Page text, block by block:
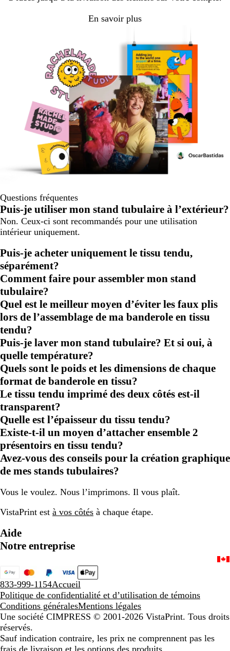
En savoir plus
Questions fréquentes
Puis-je utiliser mon stand tubulaire à l’extérieur?
Non. Ceux-ci sont recommandés pour une utilisation
intérieur uniquement.
Puis-je acheter uniquement le tissu tendu,
séparément?
Comment faire pour assembler mon stand
tubulaire?
Quel est le meilleur moyen d’éviter les faux plis
lors de l’assemblage de ma banderole en tissu
tendu?
Puis-je laver mon stand tubulaire? Et si oui, à
quelle température?
Quels sont le poids et les dimensions de chaque
format de banderole en tissu?
Le tissu tendu imprimé des deux côtés est-il
transparent?
Quelle est l’épaisseur du tissu tendu?
Existe-t-il un moyen d’attacher ensemble 2
présentoirs en tissu tendu?
Avez-vous des conseils pour la création graphique
de mes stands tubulaires?
Vous le voulez. Nous l’imprimons. Il vous plaît.
VistaPrint est à vos côtés à chaque étape.
Aide
Notre entreprise
833-999-1154Accueil
Politique de confidentialité et d’utilisation de témoins
Conditions généralesMentions légales
Une société CIMPRESS © 2001-2026 VistaPrint. Tous droits
réservés.
Sauf indication contraire, les prix ne comprennent pas les